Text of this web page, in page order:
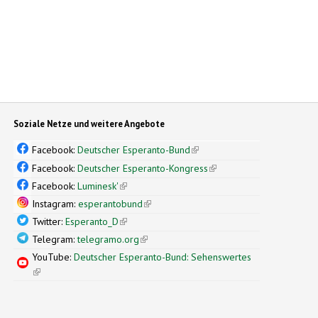
Soziale Netze und weitere Angebote
Facebook:Deutscher Esperanto-Bund(link is external)
Facebook:Deutscher Esperanto-Kongress(link is external)
Facebook:Luminesk'(link is external)
Instagram:esperantobund(link is external)
Twitter:Esperanto_D(link is external)
Telegram:telegramo.org(link is external)
YouTube:Deutscher Esperanto-Bund: Sehenswertes
(link is external)